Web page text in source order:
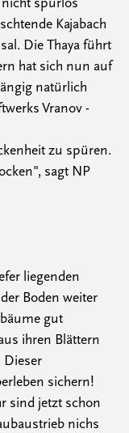
Kajabach
Die Thaya führt
hat sich nun auf
natürlich
Vranov -
zu spüren.
sagt NP
liegenden
Boden weiter
gut
ihren Blättern
Dieser
sichern!
sind jetzt schon
nichs